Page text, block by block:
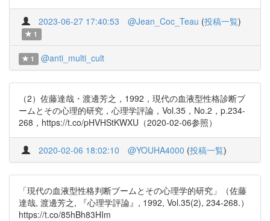
2023-06-27 17:40:53 @Jean_Coc_Teau (投稿一覧)
1
1 @anti_multi_cult
（2）佐藤達哉・渡邊芳之，1992，現代の血液型性格診断ブ
ームとその心理的研究，心理学評論，Vol.35，No.2，p.234-
268，https://t.co/pHVHStKWXU（2020-02-06参照）
2020-02-06 18:02:10 @YOUHA4000 (投稿一覧)
「現代の血液型性格判断ブームとその心理学的研究」（佐藤
達哉, 渡邊芳之, 『心理学評論』, 1992, Vol.35(2), 234-268.）
https://t.co/85hBh83HIm